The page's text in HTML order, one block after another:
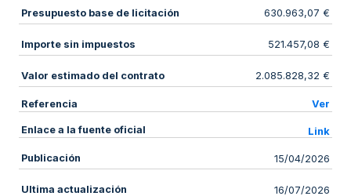
Presupuesto base de licitación 630.963,07 €
Importe sin impuestos 521.457,08 €
Valor estimado del contrato 2.085.828,32 €
Referencia Ver
Enlace a la fuente oficial Link
Publicación 15/04/2026
Ultima actualización 16/07/2026